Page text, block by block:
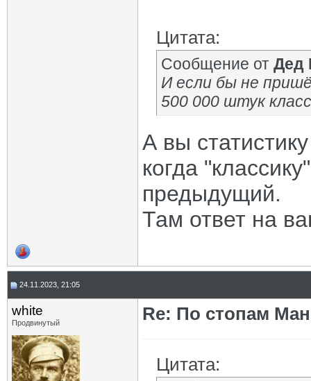
Цитата:
Сообщение от Дед
И если бы не
500 000 штук
А вы
когда
предыдущий.
Там ответ на
24.11.2023, 21:05
white
Продвинутый Re: По стопам
Цитата: